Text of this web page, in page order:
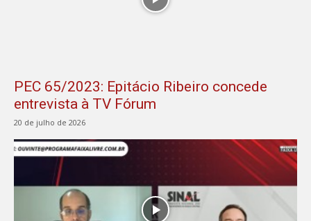
PEC 65/2023: Epitácio Ribeiro concede
entrevista à TV Fórum
20 de julho de 2026